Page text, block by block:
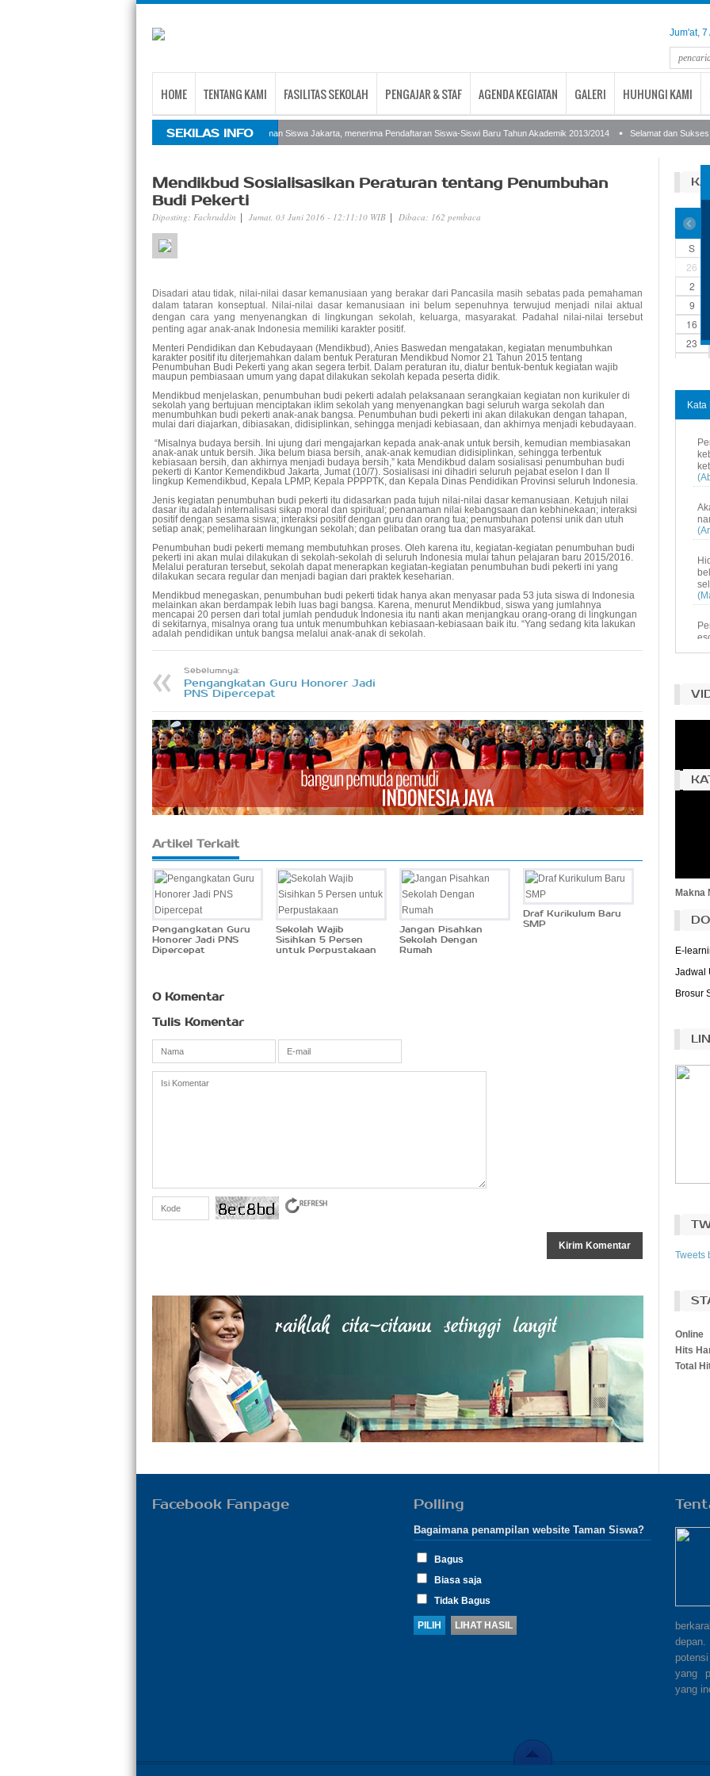
Jum'at,
HOME TENTANG KAMI FASILITAS SEKOLAH PENGAJAR & STAF AGENDA KEGIATAN GALERI HUHUNGI KAMI
SEKILAS INFO
Sekolah Internasional Taman Siswa Jakarta, menerima Pendaftaran Siswa-Siswi Baru Tahun Akademik 2013/2014 Selamat dan Sukses:
Mendikbud Sosialisasikan Peraturan tentang Penumbuhan
Budi Pekerti
Diposting: Fachruddin Jumat, 03 Juni 2016 - 12:11:10 WIB Dibaca: 162 pembaca
Disadari atau tidak, nilai-nilai dasar kemanusiaan yang berakar dari Pancasila masih sebatas pada pemahaman
dalam tataran konseptual. Nilai-nilai dasar kemanusiaan ini belum sepenuhnya terwujud menjadi nilai aktual
dengan cara yang menyenangkan di lingkungan sekolah, keluarga, masyarakat. Padahal nilai-nilai tersebut
penting agar anak-anak Indonesia memiliki karakter positif.
Menteri Pendidikan dan Kebudayaan (Mendikbud), Anies Baswedan mengatakan, kegiatan menumbuhkan
karakter positif itu diterjemahkan dalam bentuk Peraturan Mendikbud Nomor 21 Tahun 2015 tentang
Penumbuhan Budi Pekerti yang akan segera terbit. Dalam peraturan itu, diatur bentuk-bentuk kegiatan wajib
maupun pembiasaan umum yang dapat dilakukan sekolah kepada peserta didik.
Mendikbud menjelaskan, penumbuhan budi pekerti adalah pelaksanaan serangkaian kegiatan non kurikuler di
sekolah yang bertujuan menciptakan iklim sekolah yang menyenangkan bagi seluruh warga sekolah dan
menumbuhkan budi pekerti anak-anak bangsa. Penumbuhan budi pekerti ini akan dilakukan dengan tahapan,
mulai dari diajarkan, dibiasakan, didisiplinkan, sehingga menjadi kebiasaan, dan akhirnya menjadi kebudayaan.
“Misalnya budaya bersih. Ini ujung dari mengajarkan kepada anak-anak untuk bersih, kemudian membiasakan
anak-anak untuk bersih. Jika belum biasa bersih, anak-anak kemudian didisiplinkan, sehingga terbentuk
kebiasaan bersih, dan akhirnya menjadi budaya bersih,” kata Mendikbud dalam sosialisasi penumbuhan budi
pekerti di Kantor Kemendikbud Jakarta, Jumat (10/7). Sosialisasi ini dihadiri seluruh pejabat eselon I dan II
lingkup Kemendikbud, Kepala LPMP, Kepala PPPPTK, dan Kepala Dinas Pendidikan Provinsi seluruh Indonesia.
Jenis kegiatan penumbuhan budi pekerti itu didasarkan pada tujuh nilai-nilai dasar kemanusiaan. Ketujuh nilai
dasar itu adalah internalisasi sikap moral dan spiritual; penanaman nilai kebangsaan dan kebhinekaan; interaksi
positif dengan sesama siswa; interaksi positif dengan guru dan orang tua; penumbuhan potensi unik dan utuh
setiap anak; pemeliharaan lingkungan sekolah; dan pelibatan orang tua dan masyarakat.
Penumbuhan budi pekerti memang membutuhkan proses. Oleh karena itu, kegiatan-kegiatan penumbuhan budi
pekerti ini akan mulai dilakukan di sekolah-sekolah di seluruh Indonesia mulai tahun pelajaran baru 2015/2016.
Melalui peraturan tersebut, sekolah dapat menerapkan kegiatan-kegiatan penumbuhan budi pekerti ini yang
dilakukan secara regular dan menjadi bagian dari praktek keseharian.
Mendikbud menegaskan, penumbuhan budi pekerti tidak hanya akan menyasar pada 53 juta siswa di Indonesia
melainkan akan berdampak lebih luas bagi bangsa. Karena, menurut Mendikbud, siswa yang jumlahnya
mencapai 20 persen dari total jumlah penduduk Indonesia itu nanti akan menjangkau orang-orang di lingkungan
di sekitarnya, misalnya orang tua untuk menumbuhkan kebiasaan-kebiasaan baik itu. “Yang sedang kita lakukan
adalah pendidikan untuk bangsa melalui anak-anak di sekolah.
Sebelumnya:
Pengangkatan Guru Honorer Jadi
PNS Dipercepat
Artikel Terkait
Pengangkatan Guru
Honorer Jadi PNS
Dipercepat
Sekolah Wajib
Sisihkan 5 Persen
untuk Perpustakaan
Jangan Pisahkan
Sekolah Dengan
Rumah
Draf Kurikulum Baru
SMP
0 Komentar
Tulis Komentar
S
26
2
9
16
23
Kata
Makna
E-
Jadwal
Brosur
Tweets
Online
Hits
Total
Facebook Fanpage Polling
Bagaimana penampilan website Taman Siswa?
Bagus
Biasa saja
Tidak Bagus
yang
yang